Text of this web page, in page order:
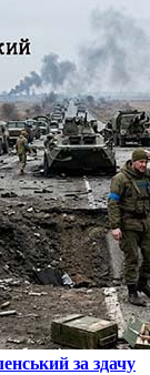
за здачу